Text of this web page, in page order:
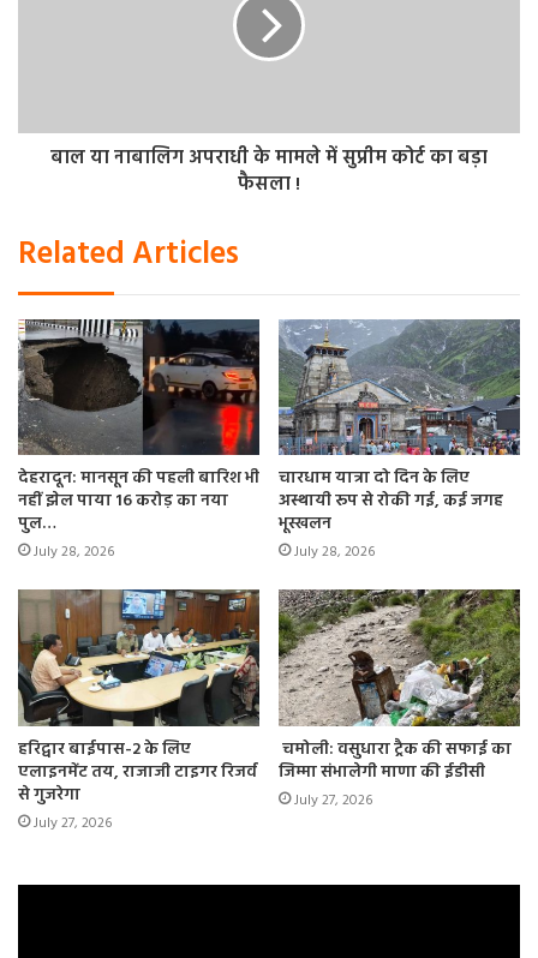
बाल या नाबालिग अपराधी के मामले में सुप्रीम कोर्ट का बड़ा
फैसला !
Related Articles
देहरादून: मानसून की पहली बारिश भी
नहीं झेल पाया 16 करोड़ का नया
पुल…
July 28, 2026
चारधाम यात्रा दो दिन के लिए
अस्थायी रूप से रोकी गई, कई जगह
भूस्खलन
July 28, 2026
हरिद्वार बाईपास-2 के लिए
एलाइनमेंट तय, राजाजी टाइगर रिजर्व
से गुजरेगा
July 27, 2026
चमोली: वसुधारा ट्रैक की सफाई का
जिम्मा संभालेगी माणा की ईडीसी
July 27, 2026